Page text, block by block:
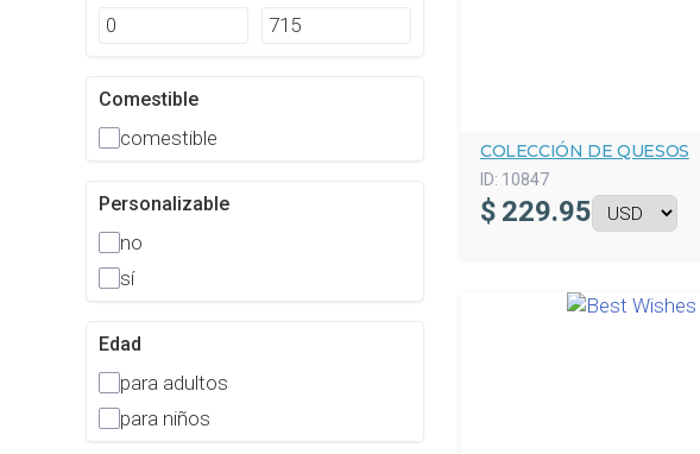
Comestible
comestible
Personalizable
no
sí
Edad
para adultos
para niños
COLECCIÓN DE QUESOS
ID: 10847
$ 229.95